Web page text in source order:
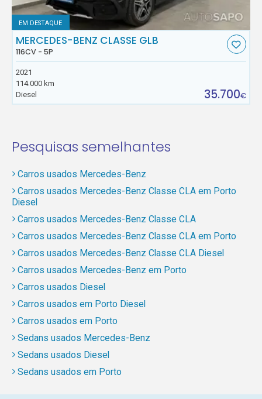
EM DESTAQUE
MERCEDES-BENZ CLASSE GLB
116CV - 5P
2021
114.000 km
Diesel
35.700€
Pesquisas semelhantes
Carros usados Mercedes-Benz
Carros usados Mercedes-Benz Classe CLA em Porto
Diesel
Carros usados Mercedes-Benz Classe CLA
Carros usados Mercedes-Benz Classe CLA em Porto
Carros usados Mercedes-Benz Classe CLA Diesel
Carros usados Mercedes-Benz em Porto
Carros usados Diesel
Carros usados em Porto Diesel
Carros usados em Porto
Sedans usados Mercedes-Benz
Sedans usados Diesel
Sedans usados em Porto